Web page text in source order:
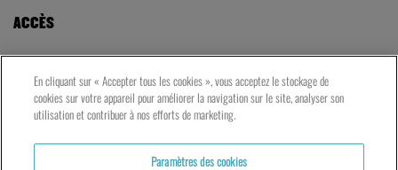
ACCÈS
LE TNG – VAISE
23 rue de Bourgogne – Lyon 9ème
LES ATELIERS – PRESQU’ÎLE
En cliquant sur « Accepter tous les cookies », vous acceptez le stockage de
cookies sur votre appareil pour améliorer la navigation sur le site, analyser son
utilisation et contribuer à nos efforts de marketing.
Paramètres des cookies